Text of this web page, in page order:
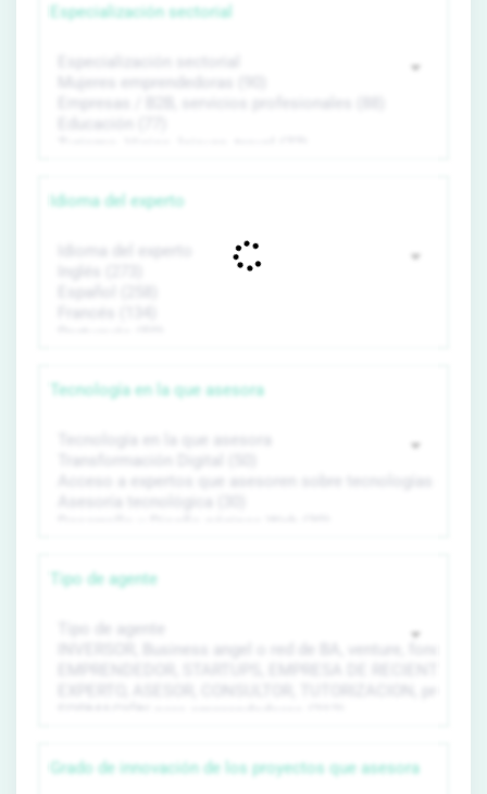
Especialización sectorial
Idioma del experto
Tecnología en la que asesora
Tipo de agente
Grado de innovación de los proyectos que asesora